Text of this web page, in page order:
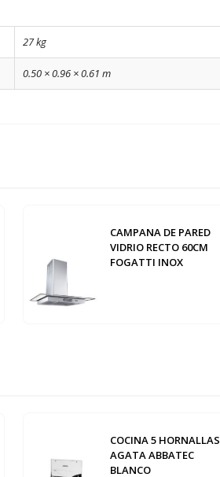
27 kg
0.50 × 0.96 × 0.61 m
CAMPANA DE PARED
VIDRIO RECTO 60CM
FOGATTI INOX
COCINA 5 HORNALLAS
AGATA ABBATEC
BLANCO